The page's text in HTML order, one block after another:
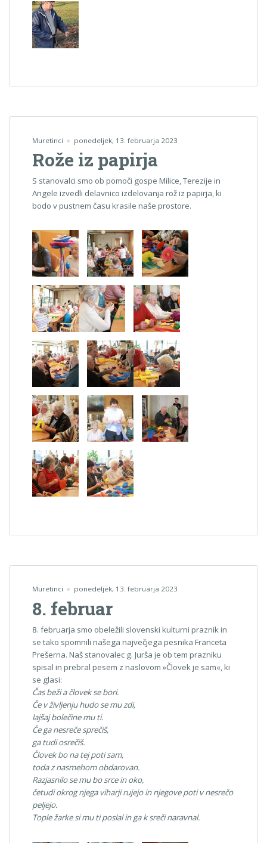
Muretinci ponedeljek, 13. februarja 2023
Rože iz papirja
S stanovalci smo ob pomoči gospe Milice, Terezije in
Angele izvedli delavnico izdelovanja rož iz papirja, ki
bodo v pustnem času krasile naše prostore.
Muretinci ponedeljek, 13. februarja 2023
8. februar
8. februarja smo obeležili slovenski kulturni praznik in
se tako spomnili našega največjega pesnika Franceta
Prešerna. Naš stanovalec g. Jurša je ob tem prazniku
spisal in prebral pesem z naslovom »Človek je sam«, ki
se glasi:
Čas beži a človek se bori.
Če v življenju hudo se mu zdi,
lajšaj bolečine mu ti.
Če ga nesreče sprečiš,
ga tudi osrečiš.
Človek bo na tej poti sam,
toda z nasmehom obdarovan.
Razjasnilo se mu bo srce in oko,
četudi okrog njega viharji rujejo in njegove poti v nesrečo
peljejo.
Tople žarke si mu ti poslal in ga k sreči naravnal.